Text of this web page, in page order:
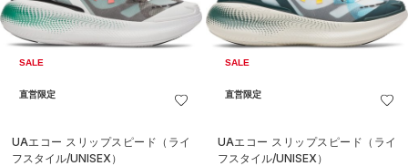
SALE
直営限定
UAエコー スリップスピード（ライ
フスタイル/UNISEX）
SALE
直営限定
UAエコー スリップスピード（ライ
フスタイル/UNISEX）